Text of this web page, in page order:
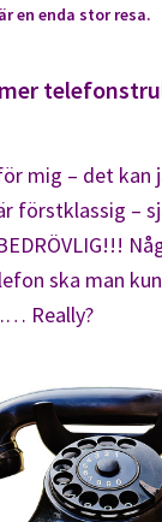
en enda stor resa.
mig – det kan
förstklassig –
ska man
Really?